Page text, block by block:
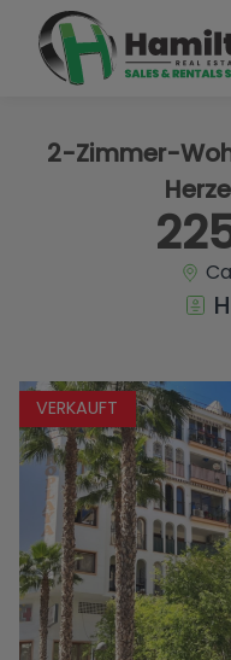
2-Zimmer-
VERKAUFT
1 / 17